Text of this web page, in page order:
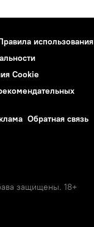
использования
Cookie
Обратная связь
защищены. 18+